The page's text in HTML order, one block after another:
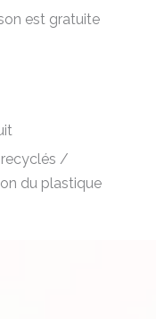
est gratuite
recyclés /
du plastique